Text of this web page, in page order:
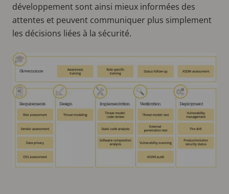
développement sont ainsi mieux informées des
attentes et peuvent communiquer plus simplement
les décisions liées à la sécurité.